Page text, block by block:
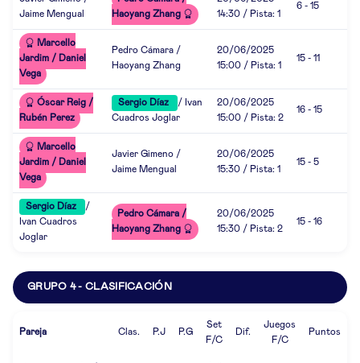
Jaime Mengual
Haoyang Zhang
14:30 / Pista: 1
6 - 15
Marcello
Jardim / Daniel
Vega
Pedro Cámara /
Haoyang Zhang
20/06/2025
15:00 / Pista: 1
15 - 11
Óscar Reig /
Rubén Perez
Sergio Díaz
/ Ivan
Cuadros Joglar
20/06/2025
15:00 / Pista: 2
16 - 15
Marcello
Jardim / Daniel
Vega
Javier Gimeno /
Jaime Mengual
20/06/2025
15:30 / Pista: 1
15 - 5
Sergio Díaz
/
Ivan Cuadros
Joglar
Pedro Cámara /
Haoyang Zhang
20/06/2025
15:30 / Pista: 2
15 - 16
GRUPO 4 - CLASIFICACIÓN
Pareja Clas. P.J P.G
Set
F/C
Dif.
Juegos
F/C
Puntos